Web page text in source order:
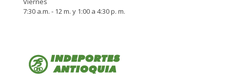
7:30 a.m. - 12 m. y 1:00 a 4:30 p. m.